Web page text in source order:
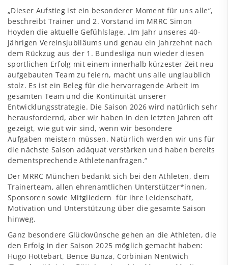
„Dieser Aufstieg ist ein besonderer Moment für uns alle“,
beschreibt Trainer und 2. Vorstand im MRRC Simon
Hoyden die aktuelle Gefühlslage. „Im Jahr unseres 40-
jährigen Vereinsjubiläums und genau ein Jahrzehnt nach
dem Rückzug aus der 1. Bundesliga nun wieder diesen
sportlichen Erfolg mit einem innerhalb kürzester Zeit neu
aufgebauten Team zu feiern, macht uns alle unglaublich
stolz. Es ist ein Beleg für die hervorragende Arbeit im
gesamten Team und die Kontinuität unserer
Entwicklungsstrategie. Die Saison 2026 wird natürlich sehr
herausfordernd, aber wir haben in den letzten Jahren oft
gezeigt, wie gut wir sind, wenn wir besondere
Aufgaben meistern müssen. Natürlich werden wir uns für
die nächste Saison adäquat verstärken und haben bereits
dementsprechende Athletenanfragen.“
Der MRRC München bedankt sich bei den Athleten, dem
Trainerteam, allen ehrenamtlichen Unterstützer*innen,
Sponsoren sowie Mitgliedern für ihre Leidenschaft,
Motivation und Unterstützung über die gesamte Saison
hinweg.
Ganz besondere Glückwünsche gehen an die Athleten, die
den Erfolg in der Saison 2025 möglich gemacht haben:
Hugo Hottebart, Bence Bunza, Corbinian Nentwich